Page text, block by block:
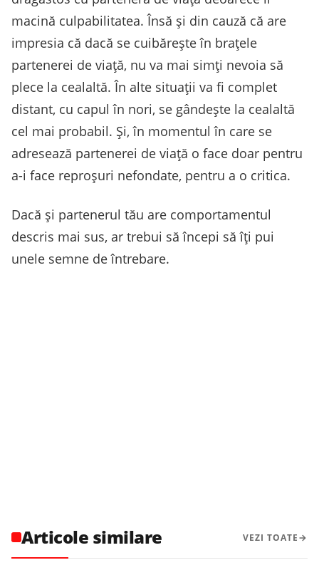
macină culpabilitatea. Însă și din cauză că are
impresia că dacă se cuibărește în brațele
partenerei de viață, nu va mai simți nevoia să
plece la cealaltă. În alte situații va fi complet
distant, cu capul în nori, se gândește la cealaltă
cel mai probabil. Și, în momentul în care se
adresează partenerei de viață o face doar pentru
a-i face reproșuri nefondate, pentru a o critica.
Dacă și partenerul tău are comportamentul
descris mai sus, ar trebui să începi să îți pui
unele semne de întrebare.
Articole similare VEZI TOATE